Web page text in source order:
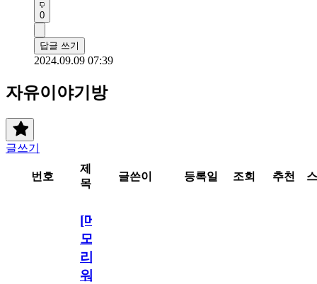
0
답글 쓰기
2024.09.09 07:39
자유이야기방
글쓰기
번호
제
목
글쓴이 등록일 조회 추천
[메
모
리
워